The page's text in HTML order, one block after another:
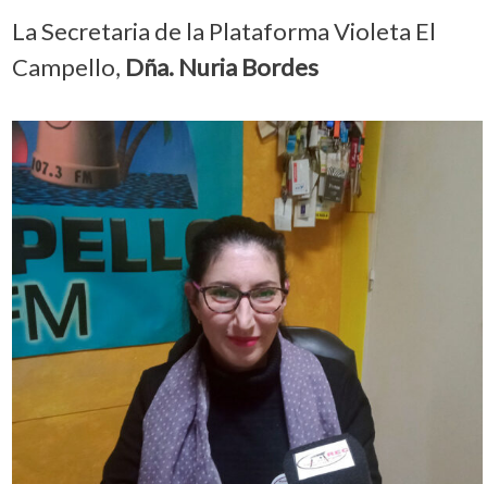
La Secretaria de la Plataforma Violeta El
Campello, Dña. Nuria Bordes